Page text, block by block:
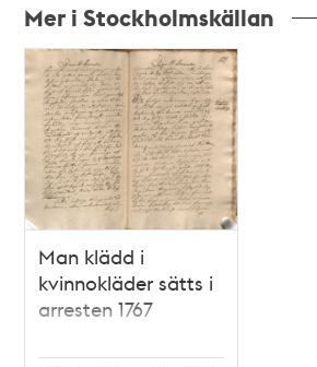
Mer i Stockholmskällan
Relaterade
poster
och
teman
Man klädd i
kvinnokläder sätts i
arresten 1767